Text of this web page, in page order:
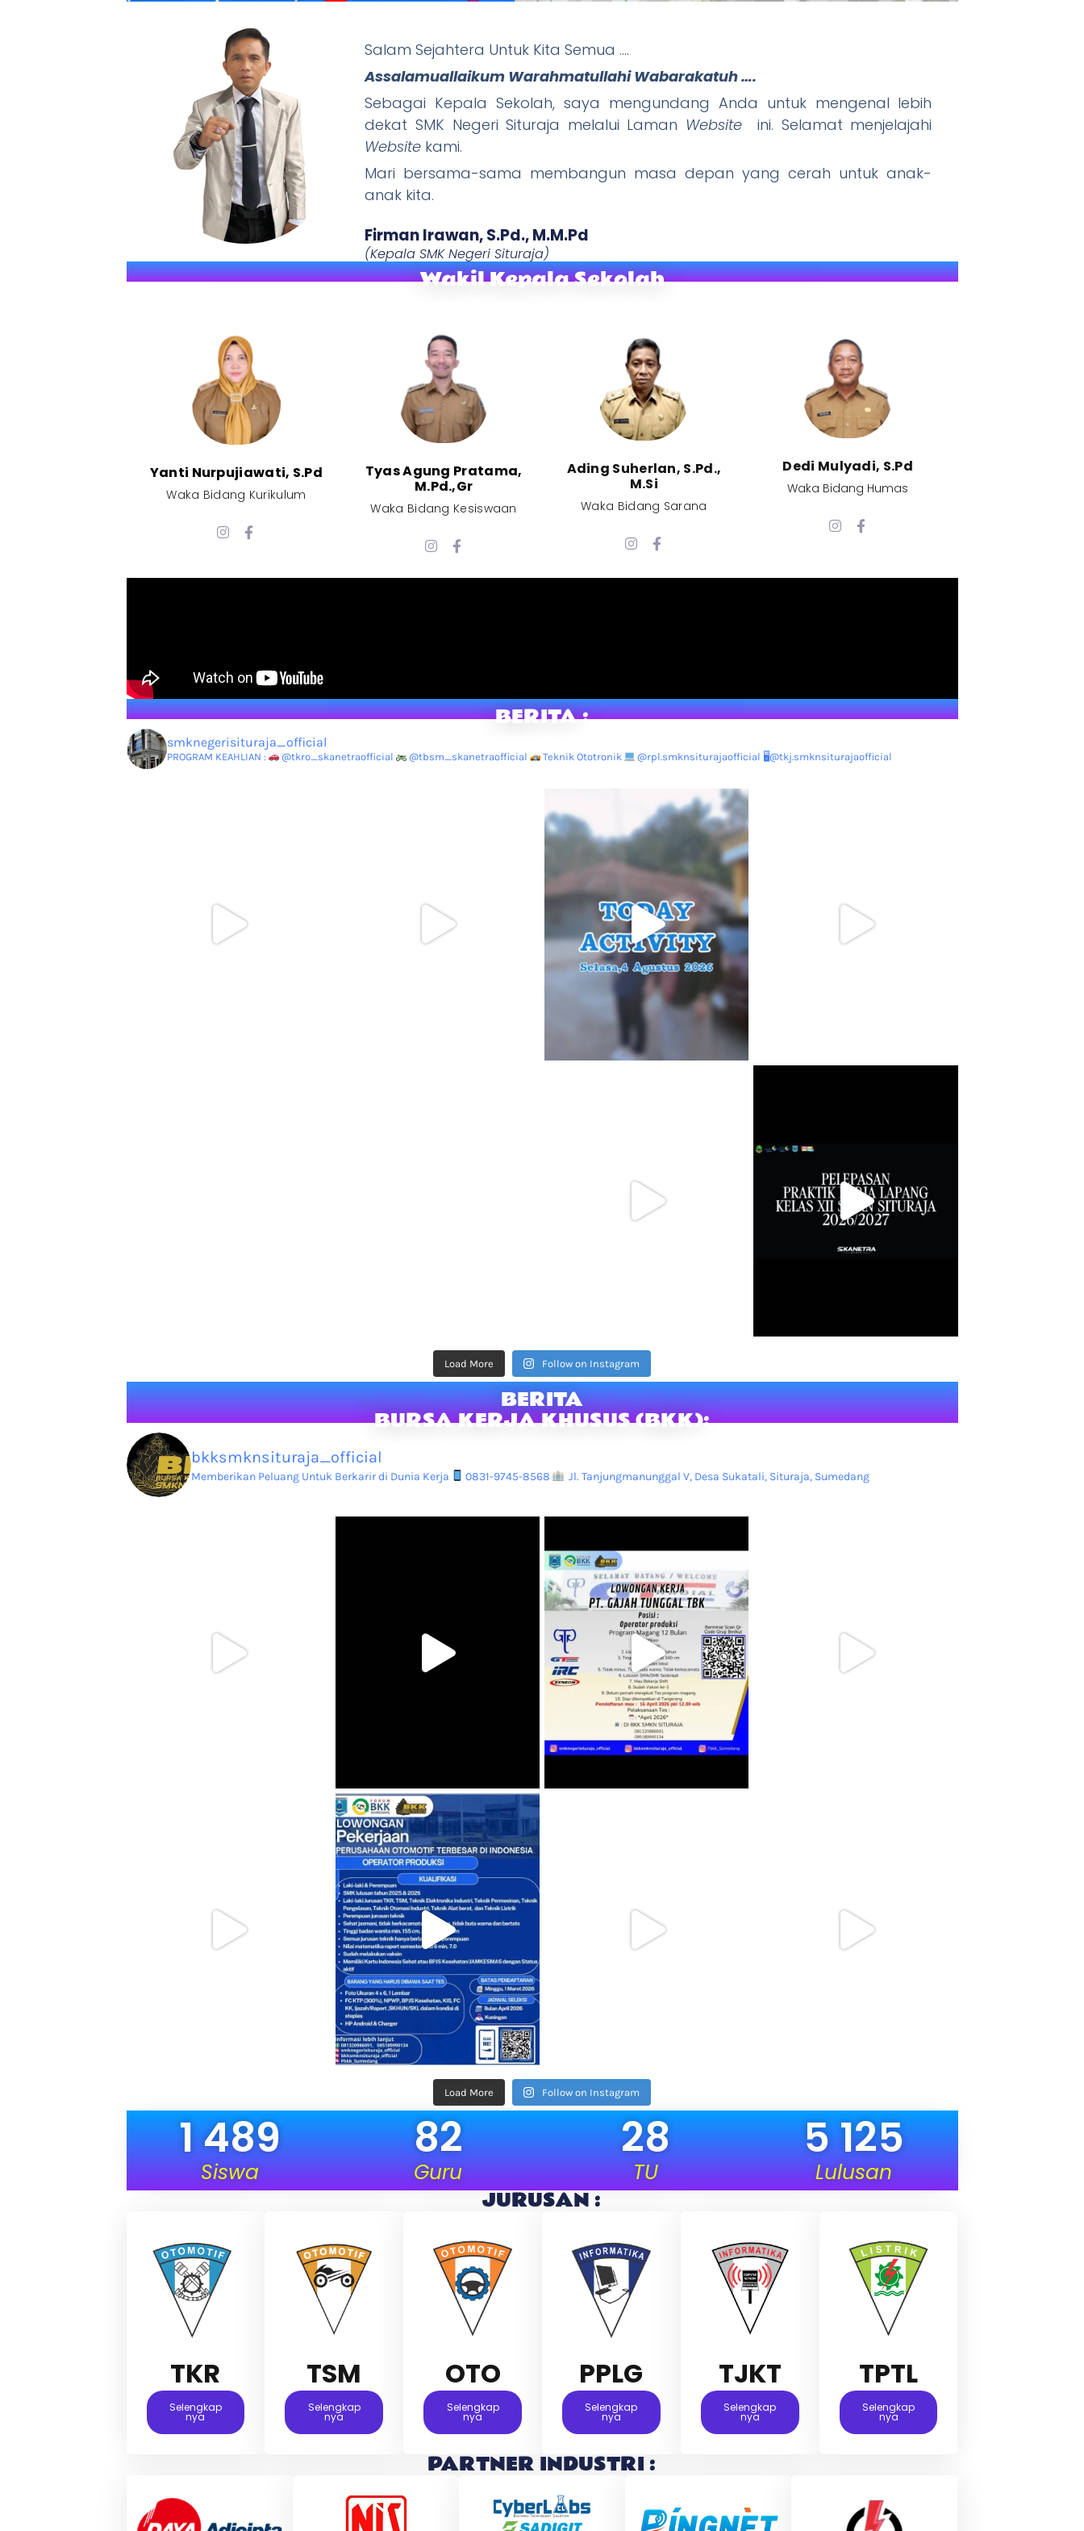
SMKN Situraja
" JAWARA (Jago Dina Elmu, Wani Tandang, Rajin Ibadah) "
Salam Sejahtera Untuk Kita Semua ….
Assalamuallaikum Warahmatullahi Wabarakatuh ….
Sebagai Kepala Sekolah, saya mengundang Anda untuk mengenal lebih
dekat SMK Negeri Situraja melalui Laman Website ini. Selamat menjelajahi
Website kami.
Mari bersama-sama membangun masa depan yang cerah untuk anak-
anak kita.
Firman Irawan, S.Pd., M.M.Pd​
(Kepala SMK Negeri Situraja)
Wakil Kepala Sekolah
Yanti Nurpujiawati, S.Pd
Waka Bidang Kurikulum
Tyas Agung Pratama,
M.Pd.,Gr​
Waka Bidang Kesiswaan​
Ading Suherlan, S.Pd.,
M.Si​
Waka Bidang Sarana​
Dedi Mulyadi, S.Pd​
Waka Bidang Humas
BERITA :
smknegerisituraja_official
PROGRAM KEAHLIAN : @tkro_skanetraofficial @tbsm_skanetraofficial Teknik Ototronik @rpl.smknsiturajaofficial 🖥@tkj.smknsiturajaofficial
Load More Follow on Instagram
BERITA
BURSA KERJA KHUSUS (BKK):
bkksmknsituraja_official
Memberikan Peluang Untuk Berkarir di Dunia Kerja 0831-9745-8568 Jl. Tanjungmanunggal V, Desa Sukatali, Situraja, Sumedang
Load More Follow on Instagram
Siswa
1 489
Guru
82
TU
28
Lulusan
5 125
JURUSAN :
TKR
Selengkap
Nya
TSM
Selengkap
Nya
OTO
Selengkap
Nya
PPLG
Selengkap
Nya
TJKT
Selengkap
Nya
TPTL
Selengkap
Nya
PARTNER INDUSTRI :